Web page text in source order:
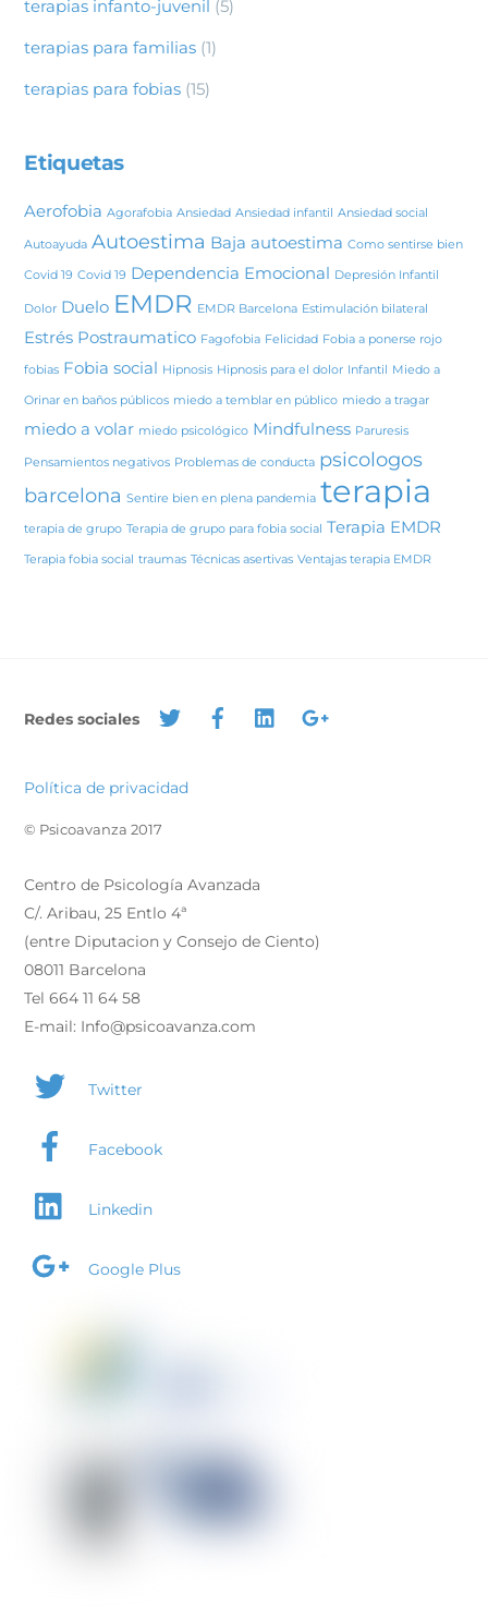
terapias infanto-juvenil (5)
terapias para familias (1)
terapias para fobias (15)
Etiquetas
Aerofobia Agorafobia Ansiedad Ansiedad infantil Ansiedad social
Autoayuda Autoestima Baja autoestima Como sentirse bien
Covid 19 Covid 19 Dependencia Emocional Depresión Infantil
Dolor Duelo EMDR EMDR Barcelona Estimulación bilateral
Estrés Postraumatico Fagofobia Felicidad Fobia a ponerse rojo
fobias Fobia social Hipnosis Hipnosis para el dolor Infantil Miedo a
Orinar en baños públicos miedo a temblar en público miedo a tragar
miedo a volar miedo psicológico Mindfulness Paruresis
Pensamientos negativos Problemas de conducta psicologos
barcelona Sentire bien en plena pandemia terapia
terapia de grupo Terapia de grupo para fobia social Terapia EMDR
Terapia fobia social traumas Técnicas asertivas Ventajas terapia EMDR
Redes sociales
Política de privacidad
© Psicoavanza 2017
Centro de Psicología Avanzada
C/. Aribau, 25 Entlo 4ª
(entre Diputacion y Consejo de Ciento)
08011 Barcelona
Tel 664 11 64 58
E-mail: Info@psicoavanza.com
Twitter
Facebook
Linkedin
Google Plus